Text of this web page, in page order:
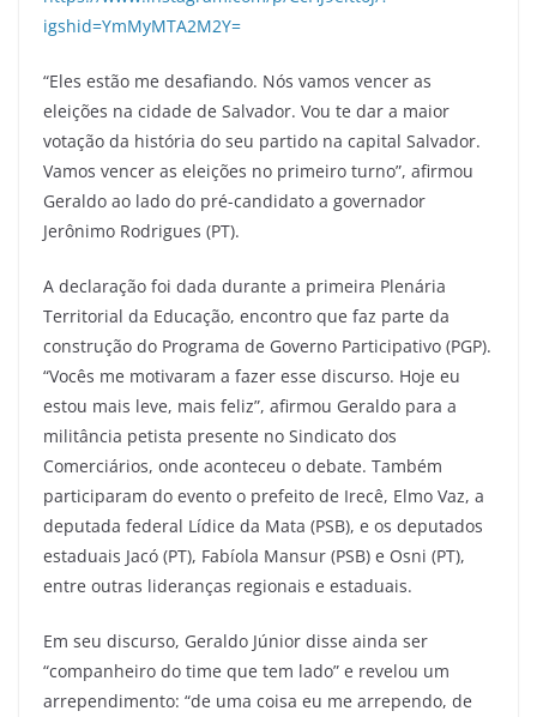
igshid=YmMyMTA2M2Y=
“Eles estão me desafiando. Nós vamos vencer as
eleições na cidade de Salvador. Vou te dar a maior
votação da história do seu partido na capital Salvador.
Vamos vencer as eleições no primeiro turno”, afirmou
Geraldo ao lado do pré-candidato a governador
Jerônimo Rodrigues (PT).
A declaração foi dada durante a primeira Plenária
Territorial da Educação, encontro que faz parte da
construção do Programa de Governo Participativo (PGP).
“Vocês me motivaram a fazer esse discurso. Hoje eu
estou mais leve, mais feliz”, afirmou Geraldo para a
militância petista presente no Sindicato dos
Comerciários, onde aconteceu o debate. Também
participaram do evento o prefeito de Irecê, Elmo Vaz, a
deputada federal Lídice da Mata (PSB), e os deputados
estaduais Jacó (PT), Fabíola Mansur (PSB) e Osni (PT),
entre outras lideranças regionais e estaduais.
Em seu discurso, Geraldo Júnior disse ainda ser
“companheiro do time que tem lado” e revelou um
arrependimento: “de uma coisa eu me arrependo, de